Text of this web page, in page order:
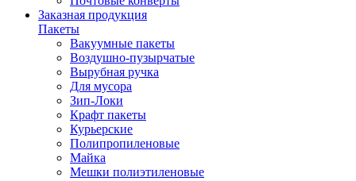
Заказная продукция
Пакеты
Вакуумные пакеты
Воздушно-пузырчатые
Вырубная ручка
Для мусора
Зип-Локи
Крафт пакеты
Курьерские
Полипропиленовые
Майка
Мешки полиэтиленовые